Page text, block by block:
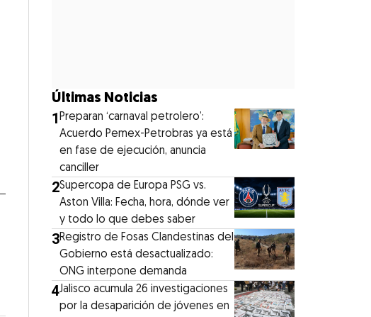
Últimas Noticias
1Preparan ‘carnaval petrolero’:
Acuerdo Pemex-Petrobras ya está
en fase de ejecución, anuncia
canciller
2Supercopa de Europa PSG vs.
Aston Villa: Fecha, hora, dónde ver
y todo lo que debes saber
3Registro de Fosas Clandestinas del
Gobierno está desactualizado:
ONG interpone demanda
4Jalisco acumula 26 investigaciones
por la desaparición de jóvenes en